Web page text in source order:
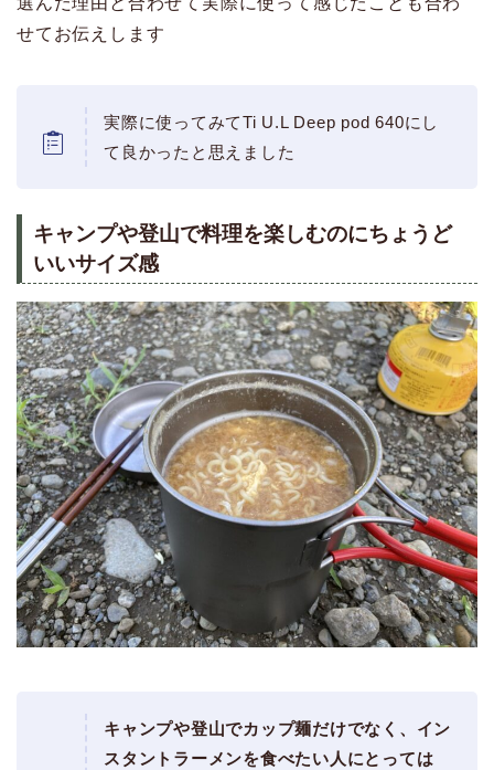
せてお伝えします
実際に使ってみてTi U.L Deep pod 640にし
て良かったと思えました
キャンプや登山で料理を楽しむのにちょうど
いいサイズ感
キャンプや登山でカップ麺だけでなく、イン
スタントラーメンを食べたい人にとっては